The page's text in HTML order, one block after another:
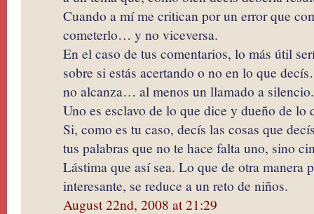
Cuando a mí me critican por un error que
cometerlo… y no viceversa.
En el caso de tus comentarios, lo más útil
sobre si estás acertando o no en lo que
no alcanza… al menos un llamado a silencio.
Uno es esclavo de lo que dice y dueño de lo
Si, como es tu caso, decís las cosas que
tus palabras que no te hace falta uno, sino
Lástima que así sea. Lo que de otra manera
interesante, se reduce a un reto de niños.
August 22nd, 2008 at 21:29